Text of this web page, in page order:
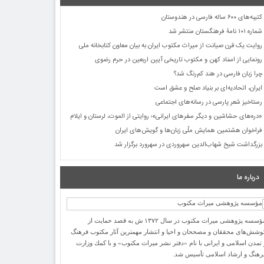
کتیبه‌های ۶۰۰ ساله فارسی در هندوستان
شماره ۱۰۱ نامۀ فرهنگستان منتشر شد
روایت یک قرن صیانت از میراث مکتوب ایران به بیان معاون کتابخانه ملی
رونمایی از اسناد کهن و مکتوب تاریخی آیین اربعین در حرم رضوی
چرا زبان فارسی در هند کم‌رنگ شد؟
ایران، اتحادیه‌ای بر بنیاد صلح و عشق است
رستاخیز شعر پارسی در رسانه‌های اجتماعی
«دره‌های حشاشین و دیگر سفرهای ایرانی»؛ روایتی از الموت، لرستان و ایلام
فراخوان هشتمین همایش ملّی زبان‌ها و گویش‌های ایران
بزرگداشت شیخ شهاب‌الدین سهروردی در سهرورد برگزار شد
درباره ما
مؤسسه پژوهشی میراث مكتوب در سال ۱۳۷۲ ش به قصد حمایت از
محققان و مصححان و احیا و انتشار مهمترین آثار مكتوب فرهنگ
تمدن اسلامی و ایرانی با نام «دفتر نشر میراث مكتوب» و با كمك وزارت
و ارشاد اسلامی تأسیس شد.